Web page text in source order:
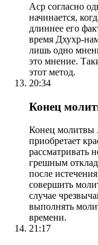
Аср согласно
начинается,
длиннее его
время Дхухр-
лишь одно
это мнение.
этот метод.
20:34
Конец
Конец молитвы
приобретает
рассматривать
грешным
после
совершить
случае
выполнять
времени.
21:17